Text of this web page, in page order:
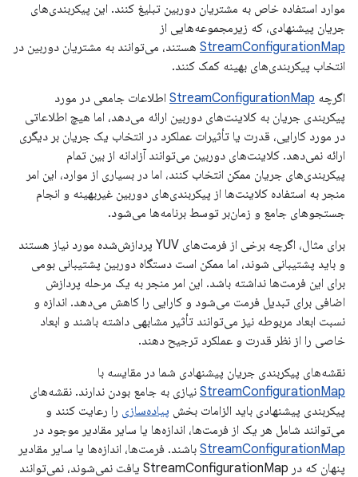
موارد استفاده خاص به مشتریان دوربین تبلیغ کنند. این پیکربندی‌های
جریان پیشنهادی، که زیرمجموعه‌هایی از
StreamConfigurationMap هستند، می‌توانند به مشتریان دوربین در
انتخاب پیکربندی‌های بهینه کمک کنند.
اگرچه StreamConfigurationMap اطلاعات جامعی در مورد
پیکربندی جریان به کلاینت‌های دوربین ارائه می‌دهد، اما هیچ اطلاعاتی
در مورد کارایی، قدرت یا تأثیرات عملکرد در انتخاب یک جریان بر دیگری
ارائه نمی‌دهد. کلاینت‌های دوربین می‌توانند آزادانه از بین تمام
پیکربندی‌های جریان ممکن انتخاب کنند، اما در بسیاری از موارد، این امر
منجر به استفاده کلاینت‌ها از پیکربندی‌های دوربین غیربهینه و انجام
جستجوهای جامع و زمان‌بر توسط برنامه‌ها می‌شود.
برای مثال، اگرچه برخی از فرمت‌های YUV پردازش‌شده مورد نیاز هستند
و باید پشتیبانی شوند، اما ممکن است دستگاه دوربین پشتیبانی بومی
برای این فرمت‌ها نداشته باشد. این امر منجر به یک مرحله پردازش
اضافی برای تبدیل فرمت می‌شود و کارایی را کاهش می‌دهد. اندازه و
نسبت ابعاد مربوطه نیز می‌توانند تأثیر مشابهی داشته باشند و ابعاد
خاصی را از نظر قدرت و عملکرد ترجیح دهند.
نقشه‌های پیکربندی جریان پیشنهادی شما در مقایسه با
StreamConfigurationMap نیازی به جامع بودن ندارند. نقشه‌های
پیکربندی پیشنهادی باید الزامات بخش پیاده‌سازی را رعایت کنند و
می‌توانند شامل هر یک از فرمت‌ها، اندازه‌ها یا سایر مقادیر موجود در
StreamConfigurationMap باشند. فرمت‌ها، اندازه‌ها یا سایر مقادیر
پنهان که در StreamConfigurationMap یافت نمی‌شوند، نمی‌توانند